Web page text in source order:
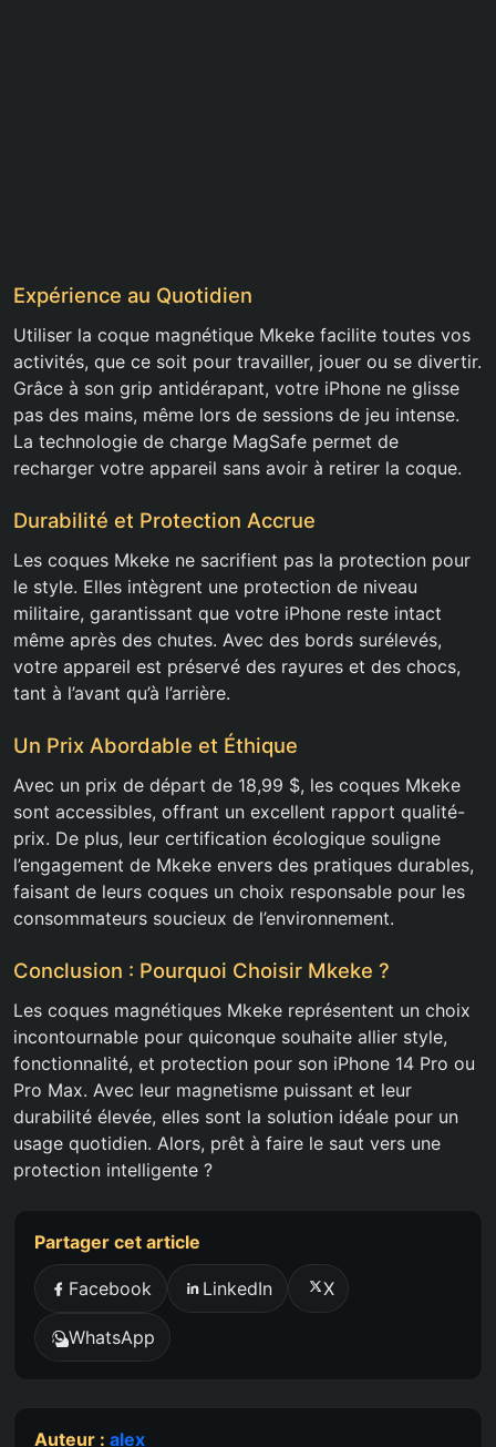
Expérience au Quotidien
Utiliser la coque magnétique Mkeke facilite toutes vos
activités, que ce soit pour travailler, jouer ou se divertir.
Grâce à son grip antidérapant, votre iPhone ne glisse
pas des mains, même lors de sessions de jeu intense.
La technologie de charge MagSafe permet de
recharger votre appareil sans avoir à retirer la coque.
Durabilité et Protection Accrue
Les coques Mkeke ne sacrifient pas la protection pour
le style. Elles intègrent une protection de niveau
militaire, garantissant que votre iPhone reste intact
même après des chutes. Avec des bords surélevés,
votre appareil est préservé des rayures et des chocs,
tant à l’avant qu’à l’arrière.
Un Prix Abordable et Éthique
Avec un prix de départ de 18,99 $, les coques Mkeke
sont accessibles, offrant un excellent rapport qualité-
prix. De plus, leur certification écologique souligne
l’engagement de Mkeke envers des pratiques durables,
faisant de leurs coques un choix responsable pour les
consommateurs soucieux de l’environnement.
Conclusion : Pourquoi Choisir Mkeke ?
Les coques magnétiques Mkeke représentent un choix
incontournable pour quiconque souhaite allier style,
fonctionnalité, et protection pour son iPhone 14 Pro ou
Pro Max. Avec leur magnetisme puissant et leur
durabilité élevée, elles sont la solution idéale pour un
usage quotidien. Alors, prêt à faire le saut vers une
protection intelligente ?
Partager cet article
Facebook LinkedIn X
WhatsApp
Auteur : alex